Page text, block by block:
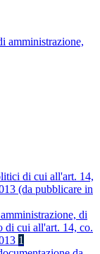
amministrazione,
di cui all'art. 14,
(da pubblicare in
di
di cui all'art. 14, co.
1